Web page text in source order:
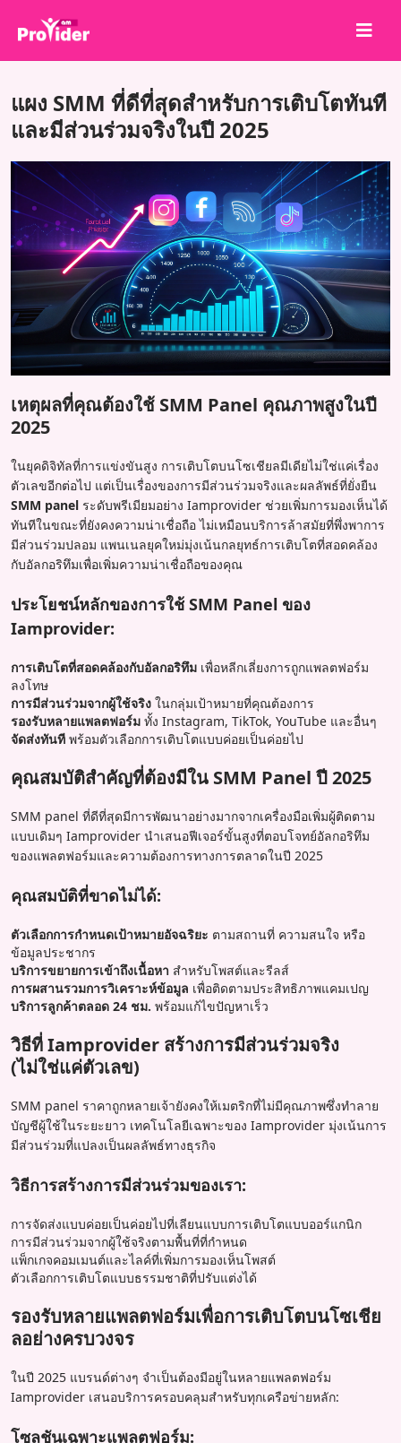
เกี่ยวกับเรา
สมัครสมาชิก
บริการ
API
ข้อตกลง
บล็อก
แผง SMM ที่ดีที่สุดสำหรับการเติบโตทันที
และมีส่วนร่วมจริงในปี 2025
เหตุผลที่คุณต้องใช้ SMM Panel คุณภาพสูงในปี
2025
ในยุคดิจิทัลที่การแข่งขันสูง การเติบโตบนโซเชียลมีเดียไม่ใช่แค่เรื่อง
ตัวเลขอีกต่อไป แต่เป็นเรื่องของการมีส่วนร่วมจริงและผลลัพธ์ที่ยั่งยืน
SMM panel ระดับพรีเมียมอย่าง Iamprovider ช่วยเพิ่มการมองเห็นได้
ทันทีในขณะที่ยังคงความน่าเชื่อถือ ไม่เหมือนบริการล้าสมัยที่พึ่งพาการ
มีส่วนร่วมปลอม แพนเนลยุคใหม่มุ่งเน้นกลยุทธ์การเติบโตที่สอดคล้อง
กับอัลกอริทึมเพื่อเพิ่มความน่าเชื่อถือของคุณ
ประโยชน์หลักของการใช้ SMM Panel ของ
Iamprovider:
การเติบโตที่สอดคล้องกับอัลกอริทึม เพื่อหลีกเลี่ยงการถูกแพลตฟอร์ม
ลงโทษ
การมีส่วนร่วมจากผู้ใช้จริง ในกลุ่มเป้าหมายที่คุณต้องการ
รองรับหลายแพลตฟอร์ม ทั้ง Instagram, TikTok, YouTube และอื่นๆ
จัดส่งทันที พร้อมตัวเลือกการเติบโตแบบค่อยเป็นค่อยไป
คุณสมบัติสำคัญที่ต้องมีใน SMM Panel ปี 2025
SMM panel ที่ดีที่สุดมีการพัฒนาอย่างมากจากเครื่องมือเพิ่มผู้ติดตาม
แบบเดิมๆ Iamprovider นำเสนอฟีเจอร์ขั้นสูงที่ตอบโจทย์อัลกอริทึม
ของแพลตฟอร์มและความต้องการทางการตลาดในปี 2025
คุณสมบัติที่ขาดไม่ได้:
ตัวเลือกการกำหนดเป้าหมายอัจฉริยะ ตามสถานที่ ความสนใจ หรือ
ข้อมูลประชากร
บริการขยายการเข้าถึงเนื้อหา สำหรับโพสต์และรีลส์
การผสานรวมการวิเคราะห์ข้อมูล เพื่อติดตามประสิทธิภาพแคมเปญ
บริการลูกค้าตลอด 24 ชม. พร้อมแก้ไขปัญหาเร็ว
วิธีที่ Iamprovider สร้างการมีส่วนร่วมจริง
(ไม่ใช่แค่ตัวเลข)
SMM panel ราคาถูกหลายเจ้ายังคงให้เมตริกที่ไม่มีคุณภาพซึ่งทำลาย
บัญชีผู้ใช้ในระยะยาว เทคโนโลยีเฉพาะของ Iamprovider มุ่งเน้นการ
มีส่วนร่วมที่แปลงเป็นผลลัพธ์ทางธุรกิจ
วิธีการสร้างการมีส่วนร่วมของเรา:
การจัดส่งแบบค่อยเป็นค่อยไปที่เลียนแบบการเติบโตแบบออร์แกนิก
การมีส่วนร่วมจากผู้ใช้จริงตามพื้นที่ที่กำหนด
แพ็กเกจคอมเมนต์และไลค์ที่เพิ่มการมองเห็นโพสต์
ตัวเลือกการเติบโตแบบธรรมชาติที่ปรับแต่งได้
รองรับหลายแพลตฟอร์มเพื่อการเติบโตบนโซเชีย
ลอย่างครบวงจร
ในปี 2025 แบรนด์ต่างๆ จำเป็นต้องมีอยู่ในหลายแพลตฟอร์ม
Iamprovider เสนอบริการครอบคลุมสำหรับทุกเครือข่ายหลัก:
โซลูชันเฉพาะแพลตฟอร์ม: